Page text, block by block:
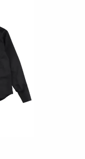
ポリエステル45%
100%
のタテ・ヨコに伸